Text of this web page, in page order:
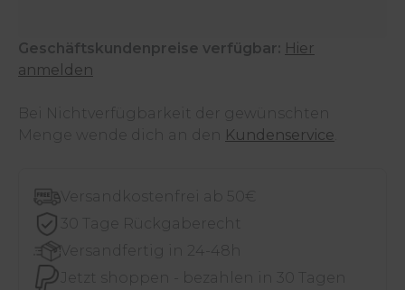
Geschäftskundenpreise verfügbar: Hier
anmelden
Bei Nichtverfügbarkeit der gewünschten
Menge wende dich an den
Kundenservice
Versandkostenfrei ab 50€
30 Tage Rückgaberecht
Versandfertig in 24-48h
Jetzt shoppen - bezahlen in 30 Tagen